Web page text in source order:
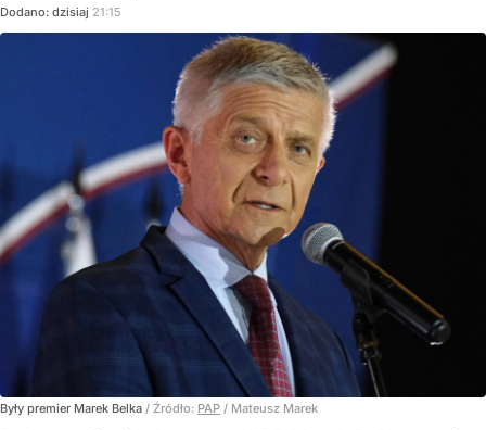
Dodano: dzisiaj 21:15
Były premier Marek Belka / Źródło: PAP / Mateusz Marek